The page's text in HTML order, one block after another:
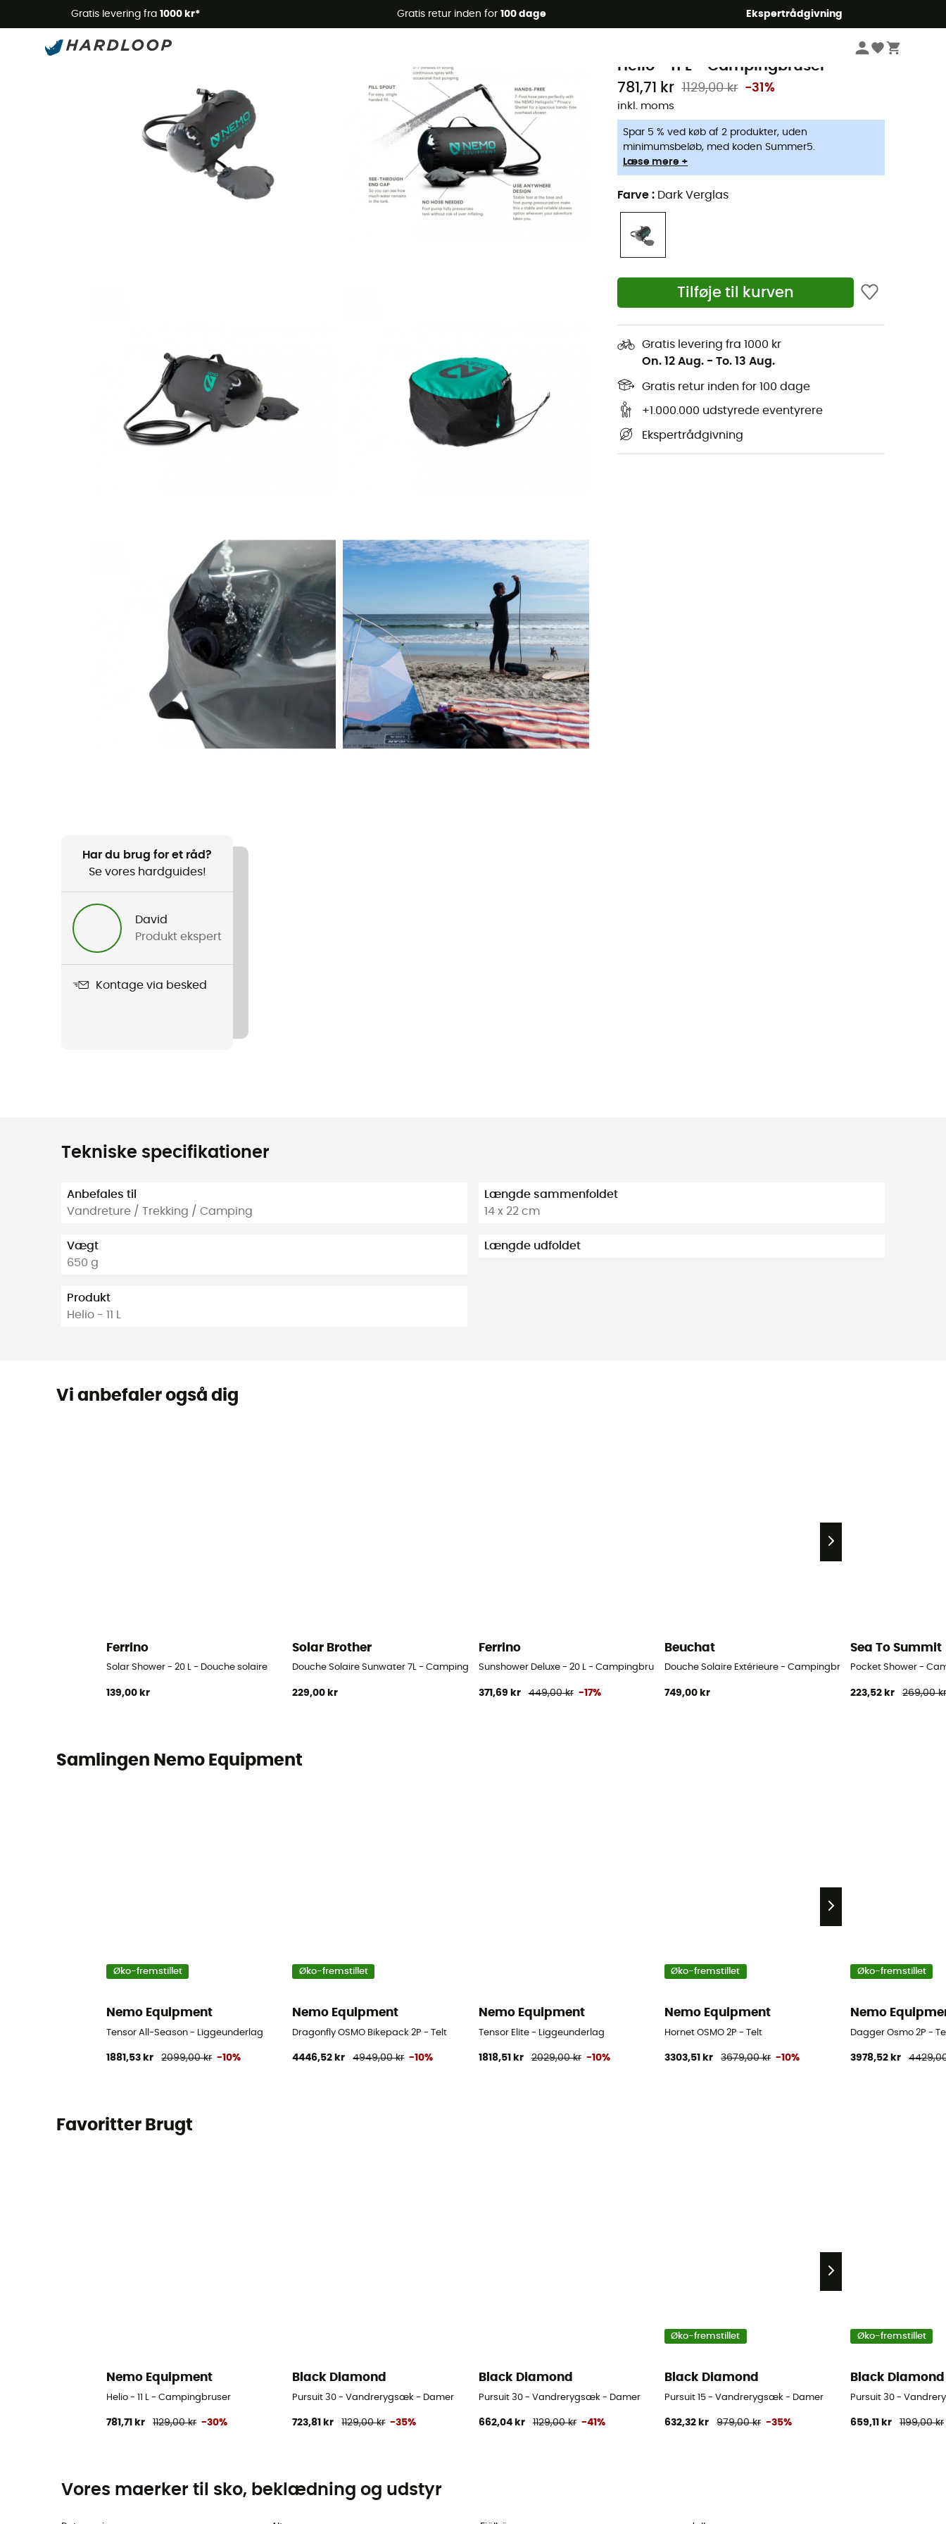
Gratis levering fra 1000 kr* Gratis retur inden for 100 dage Ekspertrådgivning
-5% Extra - Kode Summer5
Campingmøbler Campingbruser
Helio - 11 L - Campingbruser
781,71 kr 1129,00 kr -31%
inkl. moms
Spar 5 % ved køb af 2 produkter, uden
minimumsbeløb, med koden Summer5.
Læse mere +
Farve : Dark Verglas
Tilføje til kurven
Gratis levering fra 1000 kr
On. 12 Aug. - To. 13 Aug.
Gratis retur inden for 100 dage
+1.000.000 udstyrede eventyrere
Ekspertrådgivning
Har du brug for et råd?
Se vores hardguides!
David
Produkt ekspert
Kontage via besked
Tekniske specifikationer
Anbefales til
Vandreture / Trekking / Camping
Vægt
650 g
Produkt
Helio - 11 L
Længde sammenfoldet
14 x 22 cm
Længde udfoldet
Vi anbefaler også dig
Ferrino
Solar Shower - 20 L - Douche solaire
139,00 kr
Solar Brother
Douche Solaire Sunwater 7L - Campingbruser
229,00 kr
Ferrino
Sunshower Deluxe - 20 L - Campingbruser
371,69 kr 449,00 kr -17%
Beuchat
Douche Solaire Extérieure - Campingbruser
749,00 kr
Sea To Summit
Pocket Shower -
223,52 kr 269,00
Samlingen Nemo Equipment
Øko-fremstillet
Nemo Equipment
Tensor All-Season - Liggeunderlag
1881,53 kr 2099,00 kr -10%
Øko-fremstillet
Nemo Equipment
Dragonfly OSMO Bikepack 2P - Telt
4446,52 kr 4949,00 kr -10%
Nemo Equipment
Tensor Elite - Liggeunderlag
1818,51 kr 2029,00 kr -10%
Øko-fremstillet
Nemo Equipment
Hornet OSMO 2P - Telt
3303,51 kr 3679,00 kr -10%
Øko-fremstillet
Nemo
Dagger Osmo 2P -
3978,52 kr
Favoritter Brugt
Nemo Equipment
Helio - 11 L - Campingbruser
781,71 kr 1129,00 kr -30%
Black Diamond
Pursuit 30 - Vandrerygsæk - Damer
723,81 kr 1129,00 kr -35%
Black Diamond
Pursuit 30 - Vandrerygsæk - Damer
662,04 kr 1129,00 kr -41%
Øko-fremstillet
Black Diamond
Pursuit 15 - Vandrerygsæk - Damer
632,32 kr 979,00 kr -35%
Øko-fremstillet
Black Diamond
Pursuit 30 -
659,11 kr 1199,00 kr
Vores maerker til sko, beklædning og udstyr